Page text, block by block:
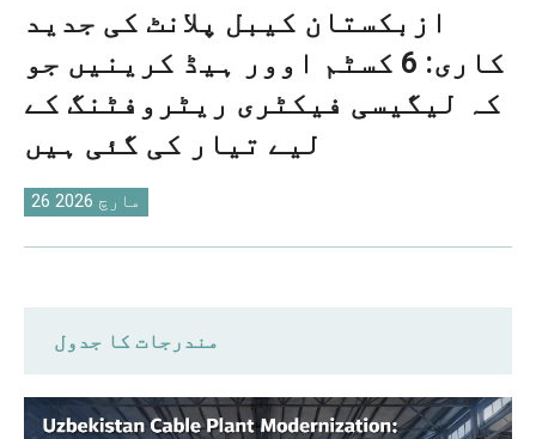
ازبکستان کیبل پلانٹ کی جدید
کاری: 6 کسٹم اوور ہیڈ کرینیں جو
کہ لیگیسی فیکٹری ریٹروفٹنگ کے
لیے تیار کی گئی ہیں
26 مارچ 2026
مندرجات کا جدول
اپنی مرضی کے مطابق سائٹ سروے: خام
ڈیٹا کو آپریشنل حقائق کے ساتھ سیدھ
Dansk
Norsk
O‘zbekcha